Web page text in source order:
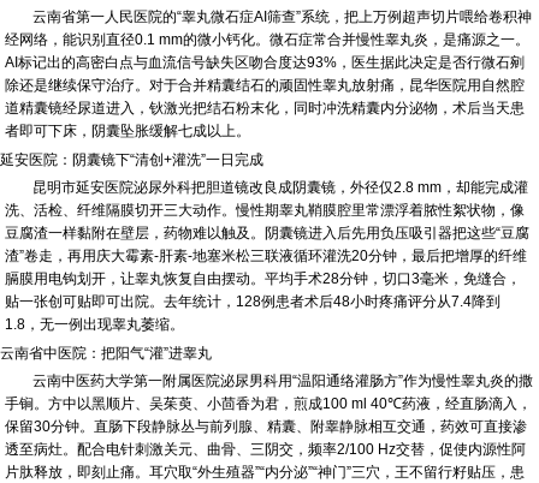
云南省第一人民医院的“睾丸微石症AI筛查”系统，把上万例超声切片喂给卷积神
经网络，能识别直径0.1 mm的微小钙化。微石症常合并慢性睾丸炎，是痛源之一。
AI标记出的高密白点与血流信号缺失区吻合度达93%，医生据此决定是否行微石剜
除还是继续保守治疗。对于合并精囊结石的顽固性睾丸放射痛，昆华医院用自然腔
道精囊镜经尿道进入，钬激光把结石粉末化，同时冲洗精囊内分泌物，术后当天患
者即可下床，阴囊坠胀缓解七成以上。
延安医院：阴囊镜下“清创+灌洗”一日完成
昆明市延安医院泌尿外科把胆道镜改良成阴囊镜，外径仅2.8 mm，却能完成灌
洗、活检、纤维隔膜切开三大动作。慢性期睾丸鞘膜腔里常漂浮着脓性絮状物，像
豆腐渣一样黏附在壁层，药物难以触及。阴囊镜进入后先用负压吸引器把这些“豆腐
渣”卷走，再用庆大霉素-肝素-地塞米松三联液循环灌洗20分钟，最后把增厚的纤维
膈膜用电钩划开，让睾丸恢复自由摆动。平均手术28分钟，切口3毫米，免缝合，
贴一张创可贴即可出院。去年统计，128例患者术后48小时疼痛评分从7.4降到
1.8，无一例出现睾丸萎缩。
云南省中医院：把阳气“灌”进睾丸
云南中医药大学第一附属医院泌尿男科用“温阳通络灌肠方”作为慢性睾丸炎的撒
手锏。方中以黑顺片、吴茱萸、小茴香为君，煎成100 ml 40℃药液，经直肠滴入，
保留30分钟。直肠下段静脉丛与前列腺、精囊、附睾静脉相互交通，药效可直接渗
透至病灶。配合电针刺激关元、曲骨、三阴交，频率2/100 Hz交替，促使内源性阿
片肽释放，即刻止痛。耳穴取“外生殖器”“内分泌”“神门”三穴，王不留行籽贴压，患